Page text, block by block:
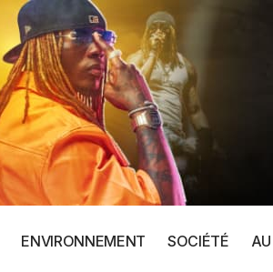
ENVIRONNEMENT SOCIÉTÉ